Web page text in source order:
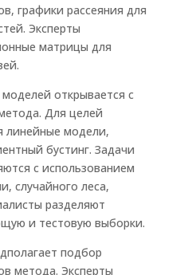
графики рассеяния для
Эксперты
матрицы для
открывается с
Для целей
линейные модели,
бустинг. Задачи
с использованием
случайного леса,
разделяют
и тестовую выборки.
подбор
метода. Эксперты